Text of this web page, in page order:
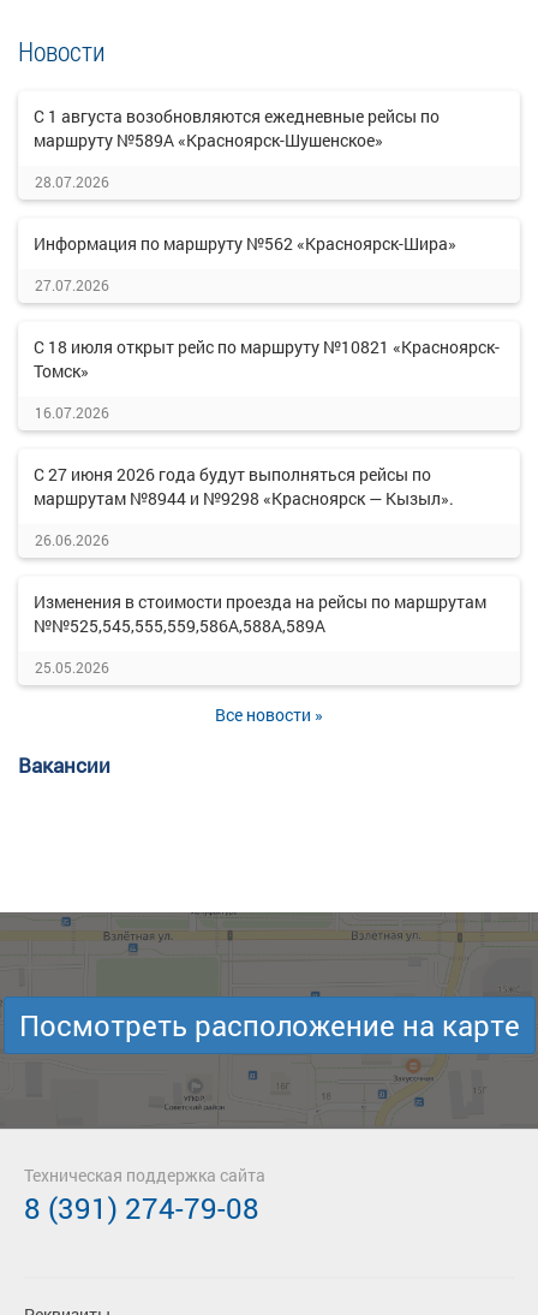
Новости
С 1 августа возобновляются ежедневные рейсы по
маршруту №589А «Красноярск-Шушенское»
28.07.2026
Информация по маршруту №562 «Красноярск-Шира»
27.07.2026
С 18 июля открыт рейс по маршруту №10821 «Красноярск-
Томск»
16.07.2026
С 27 июня 2026 года будут выполняться рейсы по
маршрутам №8944 и №9298 «Красноярск — Кызыл».
26.06.2026
Изменения в стоимости проезда на рейсы по маршрутам
№№525,545,555,559,586А,588А,589А
25.05.2026
Все новости »
Вакансии
Посмотреть расположение на карте
Техническая поддержка сайта
8 (391) 274-79-08